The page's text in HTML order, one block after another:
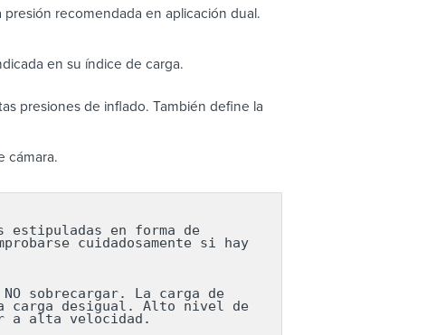
recomendada en aplicación dual.
en su índice de carga.
presiones de inflado. También define la
cámara.
estipuladas en forma de
cuidadosamente si hay
sobrecargar. La carga de
carga desigual. Alto nivel de
a alta velocidad.